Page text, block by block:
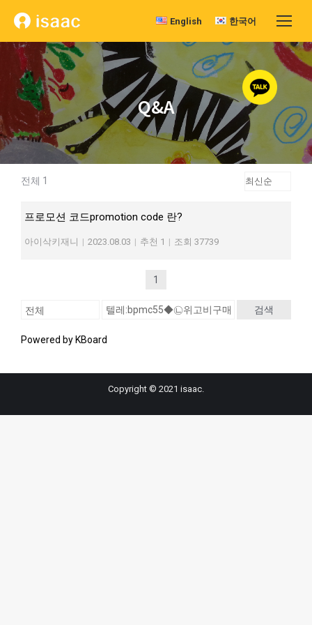
English 한국어
Q&A
전체 1
프로모션 코드promotion code 란?
아이삭키재니 | 2023.08.03 | 추천 1 | 조회 37739
1
검색
Powered by KBoard
Copyright © 2021 isaac.